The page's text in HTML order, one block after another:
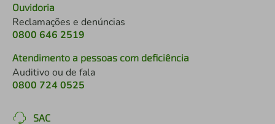
Ouvidoria
Reclamações e denúncias
0800 646 2519
Atendimento a pessoas com deficiência
Auditivo ou de fala
0800 724 0525
SAC